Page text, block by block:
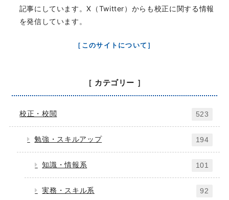
記事にしています。X（Twitter）からも校正に関する情報
を発信しています。
［このサイトについて］
［ カテゴリー ］
校正・校閲 523
勉強・スキルアップ 194
知識・情報系 101
実務・スキル系 92